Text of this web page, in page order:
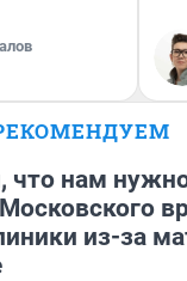
что нам
из-за